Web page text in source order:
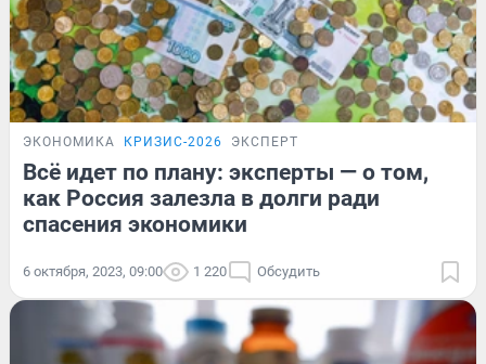
ЭКОНОМИКА КРИЗИС-2026 ЭКСПЕРТ
Всё идет по плану: эксперты — о том,
как Россия залезла в долги ради
спасения экономики
6 октября, 2023, 09:00 1 220 Обсудить